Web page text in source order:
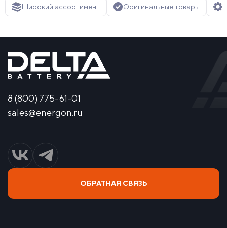
Широкий ассортимент Оригинальные товары
8 (800) 775-61-01
sales@energon.ru
ОБРАТНАЯ СВЯЗЬ